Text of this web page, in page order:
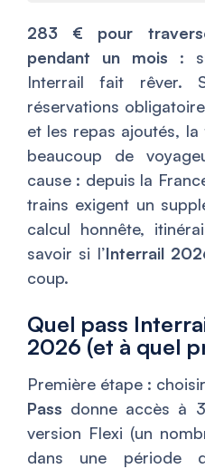
283 € pour
pendant un mois :
Interrail fait rêver.
réservations
et les repas ajoutés,
beaucoup de
cause : depuis la
trains exigent un
calcul honnête,
savoir si l’Interrail
coup.
Quel pass
2026 (et à quel
Première étape :
Pass donne accès à
version Flexi (un
dans une période